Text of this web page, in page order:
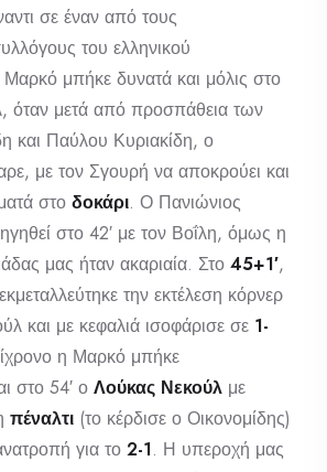
σε έναν από τους
του ελληνικού
μπήκε δυνατά και μόλις στο
όταν μετά από προσπάθεια των
και Παύλου Κυριακίδη, ο
με τον Σγουρή να αποκρούει και
στο δοκάρι. Ο Πανιώνιος
στο 42′ με τον Βοΐλη, όμως η
μας ήταν ακαριαία. Στο 45+1′,
εκμεταλλεύτηκε την εκτέλεση κόρνερ
και με κεφαλιά ισοφάρισε σε 1-
η Μαρκό μπήκε
στο 54′ ο Λούκας Νεκούλ με
πέναλτι (το κέρδισε ο Οικονομίδης)
για το 2-1. Η υπεροχή μας